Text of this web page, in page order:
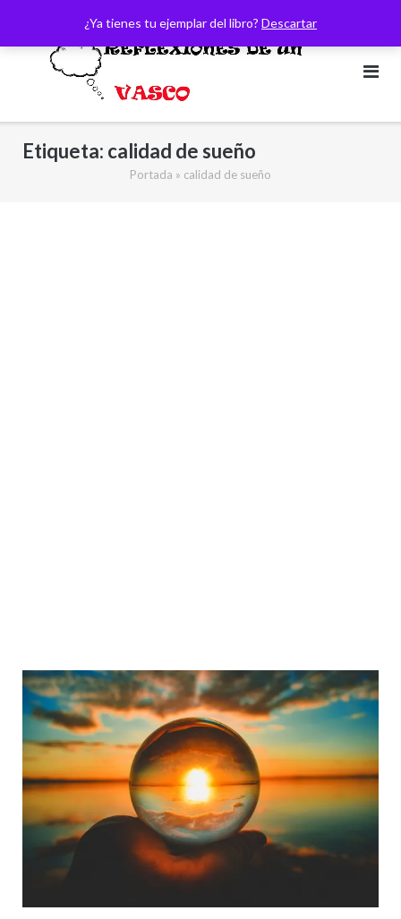
¿Ya tienes tu ejemplar del libro? Descartar
contenido
Etiqueta: calidad de sueño
Portada » calidad de sueño